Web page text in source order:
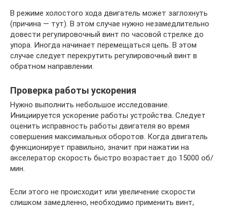
В режиме холостого хода двигатель может заглохнуть
(причина — тут). В этом случае нужно незамедлительно
довести регулировочный винт по часовой стрелке до
упора. Иногда начинает перемещаться цепь. В этом
случае следует перекрутить регулировочный винт в
обратном направлении.
Проверка работы ускорения
Нужно выполнить небольшое исследование.
Инициируется ускорение работы устройства. Следует
оценить исправность работы двигателя во время
совершения максимальных оборотов. Когда двигатель
функционирует правильно, значит при нажатии на
акселератор скорость быстро возрастает до 15000 об/
мин.
Если этого не происходит или увеличение скорости
слишком замедленно, необходимо применить винт,